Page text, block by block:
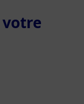
votre